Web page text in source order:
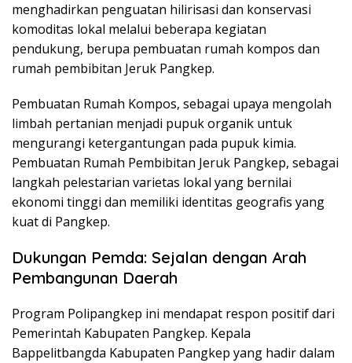
menghadirkan penguatan hilirisasi dan konservasi
komoditas lokal melalui beberapa kegiatan
pendukung, berupa pembuatan rumah kompos dan
rumah pembibitan Jeruk Pangkep.
Pembuatan Rumah Kompos, sebagai upaya mengolah
limbah pertanian menjadi pupuk organik untuk
mengurangi ketergantungan pada pupuk kimia.
Pembuatan Rumah Pembibitan Jeruk Pangkep, sebagai
langkah pelestarian varietas lokal yang bernilai
ekonomi tinggi dan memiliki identitas geografis yang
kuat di Pangkep.
Dukungan Pemda: Sejalan dengan Arah
Pembangunan Daerah
Program Polipangkep ini mendapat respon positif dari
Pemerintah Kabupaten Pangkep. Kepala
Bappelitbangda Kabupaten Pangkep yang hadir dalam